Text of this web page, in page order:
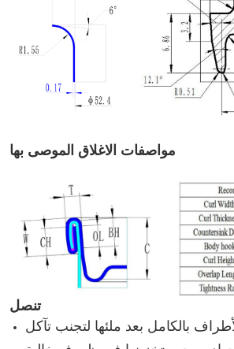
مواصفات الاغلاق الموصى بها
تنصل
بالكامل بعد ملئها لتجنب تآكل